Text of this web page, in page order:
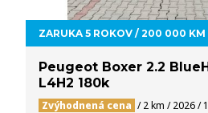
ZARUKA 5 ROKOV / 200 000 KM
Peugeot Boxer 2.2
L4H2 180k
Zvýhodnená cena / 2 km / 2026 /